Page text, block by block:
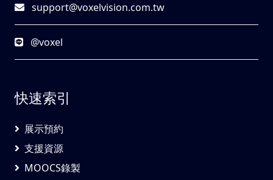
support@voxelvision.com.tw
@voxel
快速索引
展示預約
支援資源
MOOCS錄製